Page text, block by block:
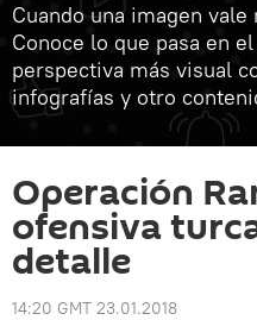
Cuando una imagen
Conoce lo que pasa en
perspectiva más visual
infografías y otro
Operación
ofensiva
detalle
14:20 GMT 23.01.2018